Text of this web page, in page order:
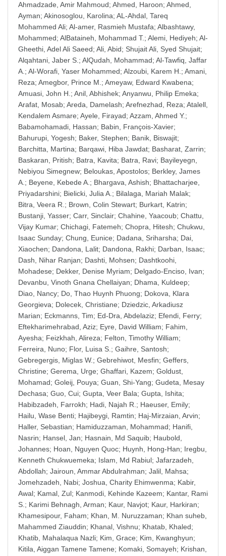
Ahmadzade, Amir Mahmoud; Ahmed, Haroon; Ahmed,
Ayman; Akinosoglou, Karolina; AL-Ahdal, Tareq
Mohammed Ali; Al-amer, Rasmieh Mustafa; Albashtawy,
Mohammed; AlBataineh, Mohammad T.; Alemi, Hediyeh; Al-
Gheethi, Adel Ali Saeed; Ali, Abid; Shujait Ali, Syed Shujait;
Alqahtani, Jaber S. ; AlQudah, Mohammad; Al-Tawfiq, Jaffar
A. ; Al-Worafi, Yaser Mohammed; Alzoubi, Karem H. ; Amani,
Reza; Amegbor, Prince M. ; Ameyaw, Edward Kwabena;
Amuasi, John H. ; Anil, Abhishek; Anyanwu, Philip Emeka;
Arafat, Mosab; Areda, Damelash; Arefnezhad, Reza; Atalell,
Kendalem Asmare; Ayele, Firayad; Azzam, Ahmed Y.;
Babamohamadi, Hassan; Babin, François-Xavier;
Bahurupi, Yogesh; Baker, Stephen; Banik, Biswajit;
Barchitta, Martina; Barqawi, Hiba Jawdat; Basharat, Zarrin;
Baskaran, Pritish; Batra, Kavita; Batra, Ravi; Bayileyegn,
Nebiyou Simegnew; Beloukas, Apostolos; Berkley, James
A. ; Beyene, Kebede A. ; Bhargava, Ashish; Bhattacharjee,
Priyadarshini; Bielicki, Julia A. ; Bilalaga, Mariah Malak;
Bitra, Veera R. ; Brown, Colin Stewart; Burkart, Katrin;
Bustanji, Yasser; Carr, Sinclair; Chahine, Yaacoub; Chattu,
Vijay Kumar; Chichagi, Fatemeh; Chopra, Hitesh; Chukwu,
Isaac Sunday; Chung, Eunice; Dadana, Sriharsha; Dai,
Xiaochen; Dandona, Lalit; Dandona, Rakhi; Darban, Isaac;
Dash, Nihar Ranjan; Dashti, Mohsen; Dashtkoohi,
Mohadese; Dekker, Denise Myriam; Delgado-Enciso, Ivan;
Devanbu, Vinoth Gnana Chellaiyan; Dhama, Kuldeep;
Diao, Nancy; Do, Thao Huynh Phuong; Dokova, Klara
Georgieva; Dolecek, Christiane; Dziedzic, Arkadiusz
Marian; Eckmanns, Tim; Ed-Dra, Abdelaziz; Efendi, Ferry;
Eftekharimehrabad, Aziz; Eyre, David William; Fahim,
Ayesha; Feizkhah, Alireza; Felton, Timothy William;
Ferreira, Nuno; Flor, Luisa S. ; Gaihre, Santosh;
Gebregergis, Miglas W. ; Gebrehiwot, Mesfin; Geffers,
Christine; Gerema, Urge; Ghaffari, Kazem; Goldust,
Mohamad; Goleij, Pouya; Guan, Shi-Yang; Gudeta, Mesay
Dechasa; Guo, Cui; Gupta, Veer Bala; Gupta, Ishita;
Habibzadeh, Farrokh; Hadi, Najah R. ; Haeuser, Emily;
Hailu, Wase Benti; Hajibeygi, Ramtin; Haj-Mirzaian, Arvin;
Haller, Sebastian; Hamiduzzaman, Mohammad; Hanifi,
Nasrin; Hansel, Jan; Hasnain, Md Saquib; Haubold,
Johannes; Hoan, Nguyen Quoc; Huynh, Hong-Han; Iregbu,
Kenneth Chukwuemeka; Islam, Md Rabiul; Jafarzadeh,
Abdollah; Jairoun, Ammar Abdulrahman; Jalil, Mahsa;
Jomehzadeh, Nabi; Joshua, Charity Ehimwenma; Kabir,
Awal; Kamal, Zul; Kanmodi, Kehinde Kazeem; Kantar, Rami
S. ; Karimi Behnagh, Arman; Kaur, Navjot; Kaur, Harkiran;
Khamesipour, Faham; Khan, M. Nuruzzaman; Khan suheb,
Mahammed Ziauddin; Khanal, Vishnu; Khatab, Khaled;
Khatib, Mahalaqua Nazli; Kim, Grace; Kim, Kwanghyun;
Kitila, Aiggan Tamene Tamene; Komaki, Somayeh; Krishan,